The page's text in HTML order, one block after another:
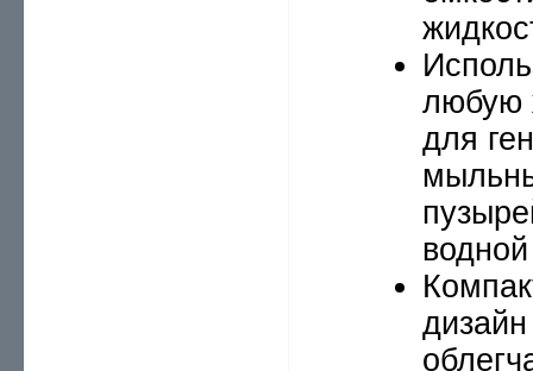
любую
для
дизайн